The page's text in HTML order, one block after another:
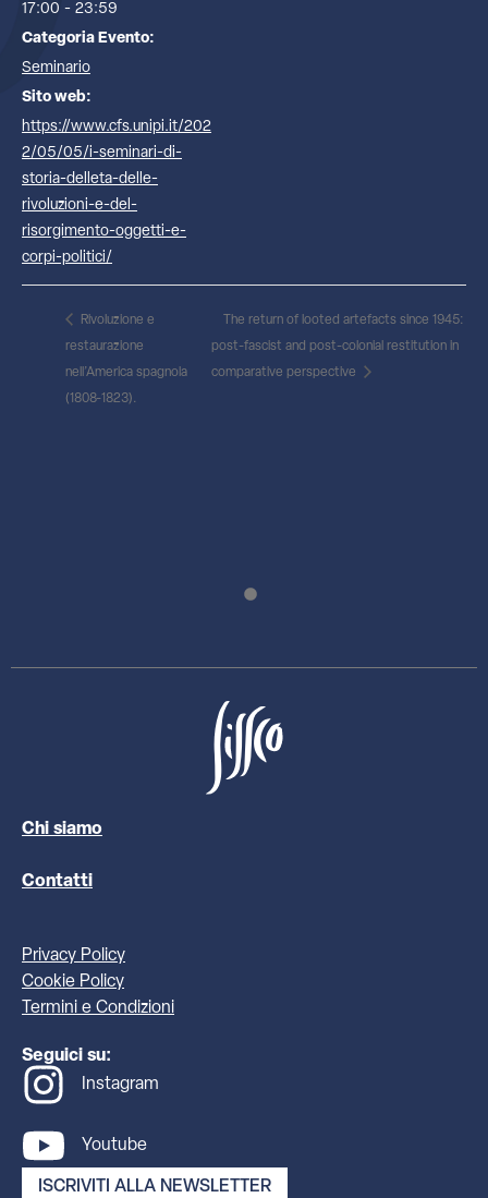
17:00 - 23:59
Categoria Evento:
Seminario
Sito web:
https://www.cfs.unipi.it/202
2/05/05/i-seminari-di-
storia-delleta-delle-
rivoluzioni-e-del-
risorgimento-oggetti-e-
corpi-politici/
Rivoluzione e
restaurazione
nell’America spagnola
(1808-1823).
The return of looted artefacts since 1945:
post-fascist and post-colonial restitution in
comparative perspective
Chi siamo
Contatti
Privacy Policy
Cookie Policy
Termini e Condizioni
Seguici su:
Instagram
Youtube
ISCRIVITI ALLA NEWSLETTER